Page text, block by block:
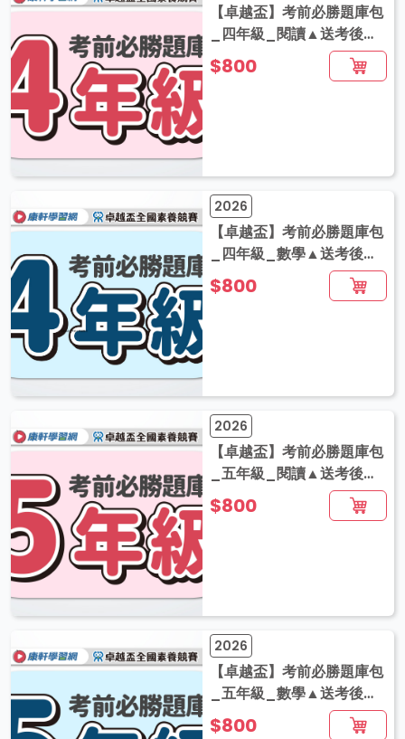
【卓越盃】考前必勝題庫包
_四年級_閱讀▲送考後影
音解題
$800
2026
【卓越盃】考前必勝題庫包
_四年級_數學▲送考後影
音解題
$800
2026
【卓越盃】考前必勝題庫包
_五年級_閱讀▲送考後影
音解題
$800
2026
【卓越盃】考前必勝題庫包
_五年級_數學▲送考後影
音解題
$800